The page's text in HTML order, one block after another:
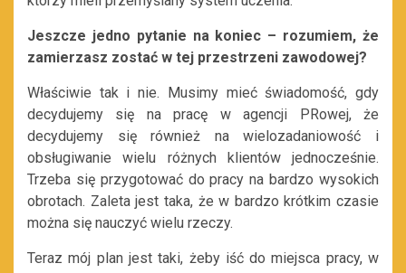
Jeszcze jedno pytanie na koniec – rozumiem, że
zamierzasz zostać w tej przestrzeni zawodowej?
Właściwie tak i nie. Musimy mieć świadomość, gdy
decydujemy się na pracę w agencji PRowej, że
decydujemy się również na wielozadaniowość i
obsługiwanie wielu różnych klientów jednocześnie.
Trzeba się przygotować do pracy na bardzo wysokich
obrotach. Zaleta jest taka, że w bardzo krótkim czasie
można się nauczyć wielu rzeczy.
Teraz mój plan jest taki, żeby iść do miejsca pracy, w